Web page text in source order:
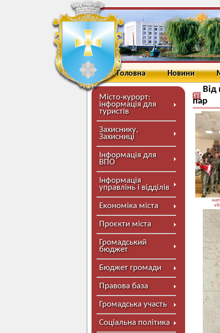
Головна Новини
Місто-курорт:
інформація для
туристів
Захиснику,
Захисниці
Інформація для
ВПО
Інформація
управлінь і відділів
Економіка міста
Проєкти міста
Громадський
бюджет
Бюджет громади
Правова база
Громадська участь
Соціальна політика
Від
пар